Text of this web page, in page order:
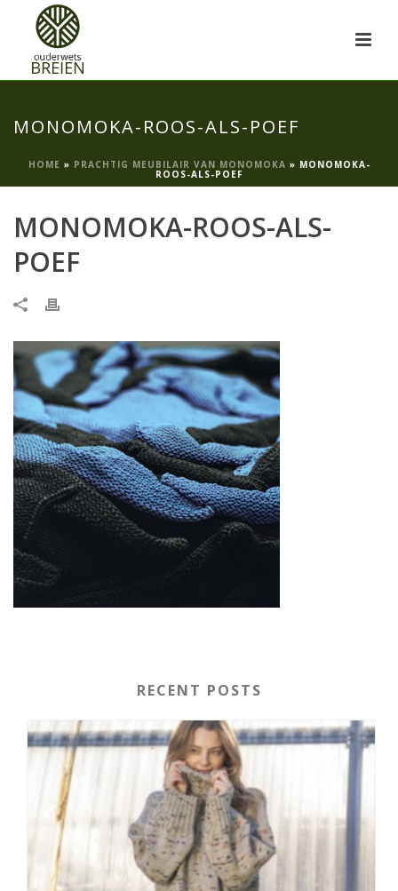
MONOMOKA-ROOS-ALS-POEF
HOME » PRACHTIG MEUBILAIR VAN MONOMOKA » MONOMOKA-
ROOS-ALS-POEF
MONOMOKA-ROOS-ALS-
POEF
RECENT POSTS